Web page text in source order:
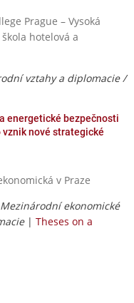
Prague – Vysoká
hotelová a
vztahy a diplomacie /
energetické bezpečnosti
vznik nové strategické
v Praze
Mezinárodní ekonomické
| Theses on a